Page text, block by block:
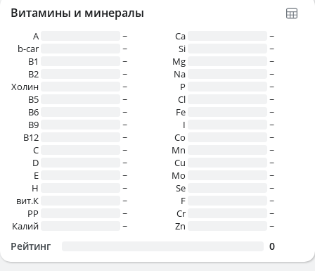
Витамины и минералы
A
~
b-car
~
В1
~
B2
~
Холин
~
B5
~
B6
~
B9
~
B12
~
C
~
D
~
E
~
H
~
вит.К
~
PP
~
Калий
~
Ca
~
Si
~
Mg
~
Na
~
P
~
Cl
~
Fe
~
I
~
Co
~
Mn
~
Cu
~
Mo
~
Se
~
F
~
Cr
~
Zn
~
Рейтинг 0